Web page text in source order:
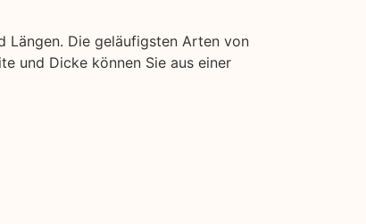
Längen. Die geläufigsten Arten von
und Dicke können Sie aus einer